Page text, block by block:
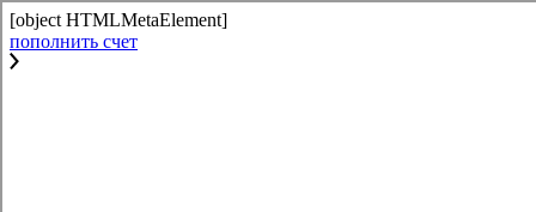
[object HTMLMetaElement]
пополнить счет